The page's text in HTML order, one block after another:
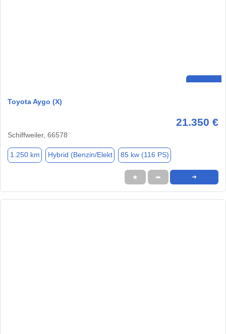
Toyota Aygo (X)
21.350 €
Schiffweiler, 66578
1.250 km Hybrid (Benzin/Elekt 85 kw (116 PS)
★ ➦ ➜